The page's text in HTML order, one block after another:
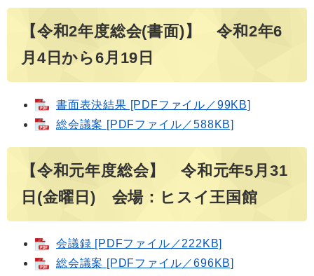
【令和2年度総会(書面)】 令和2年6
月4日から6月19日
書面表決結果 [PDFファイル／99KB]
総会議案 [PDFファイル／588KB]
【令和元年度総会】 令和元年5月31
日(金曜日) 会場：ヒスイ王国館
会議録 [PDFファイル／222KB]
総会議案 [PDFファイル／696KB]